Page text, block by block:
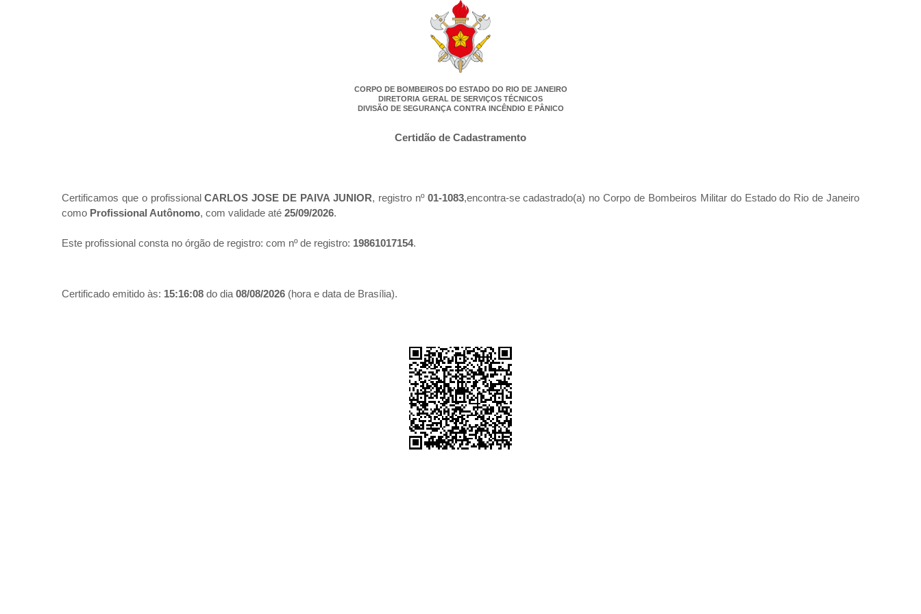
CORPO DE BOMBEIROS DO ESTADO DO RIO DE JANEIRO
DIRETORIA GERAL DE SERVIÇOS TÉCNICOS
DIVISÃO DE SEGURANÇA CONTRA INCÊNDIO E PÂNICO
Certidão de Cadastramento
Certificamos que o profissionalCARLOS JOSE DE PAIVA JUNIOR, registro nº 01-1083,encontra-se cadastrado(a) no Corpo de Bombeiros Militar do Estado do Rio de Janeiro
como Profissional Autônomo, com validade até 25/09/2026.
Este profissional consta no órgão de registro: com nº de registro: 19861017154.
Certificado emitido às: 15:16:08 do dia 08/08/2026 (hora e data de Brasília).